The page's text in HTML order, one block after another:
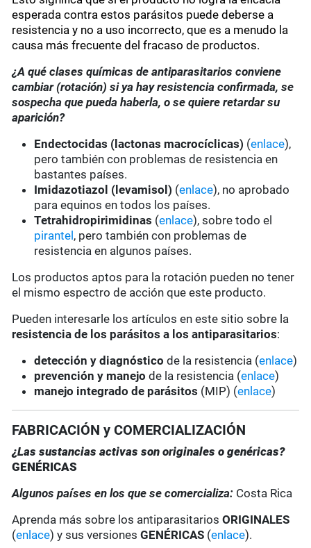
esperada contra estos parásitos puede deberse a
resistencia y no a uso incorrecto, que es a menudo la
causa más frecuente del fracaso de productos.
¿A qué clases químicas de antiparasitarios conviene
cambiar (rotación) si ya hay resistencia confirmada, se
sospecha que pueda haberla, o se quiere retardar su
aparición?
Endectocidas (lactonas macrocíclicas) (enlace),
pero también con problemas de resistencia en
bastantes países.
Imidazotiazol (levamisol) (enlace), no aprobado
para equinos en todos los países.
Tetrahidropirimidinas (enlace), sobre todo el
pirantel , pero también con problemas de
resistencia en algunos países.
Los productos aptos para la rotación pueden no tener
el mismo espectro de acción que este producto.
Pueden interesarle los artículos en este sitio sobre la
resistencia de los parásitos a los antiparasitarios:
detección y diagnóstico de la resistencia (enlace)
prevención y manejo de la resistencia (enlace)
manejo integrado de parásitos (MIP) (enlace)
FABRICACIÓN y COMERCIALIZACIÓN
¿Las sustancias activas son originales o genéricas?
GENÉRICAS
Algunos países en los que se comercializa: Costa Rica
Aprenda más sobre los antiparasitariosORIGINALES
(enlace) y sus versionesGENÉRICAS (enlace).